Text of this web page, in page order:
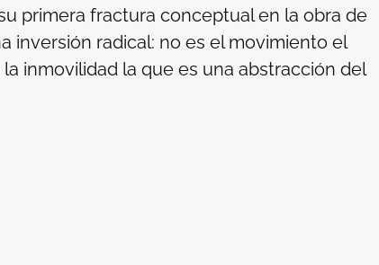
primera fractura conceptual en la obra de
inversión radical: no es el movimiento el
inmovilidad la que es una abstracción del